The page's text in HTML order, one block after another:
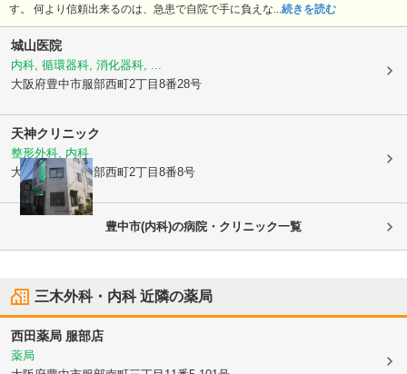
す。 何より信頼出来るのは、急患で自院で手に負えな...続きを読む
城山医院
内科, 循環器科, 消化器科, ...
大阪府豊中市服部西町2丁目8番28号
天神クリニック
整形外科, 内科
大阪府豊中市服部西町2丁目8番8号
豊中市(内科)の病院・クリニック一覧
三木外科・内科近隣の薬局
西田薬局 服部店
薬局